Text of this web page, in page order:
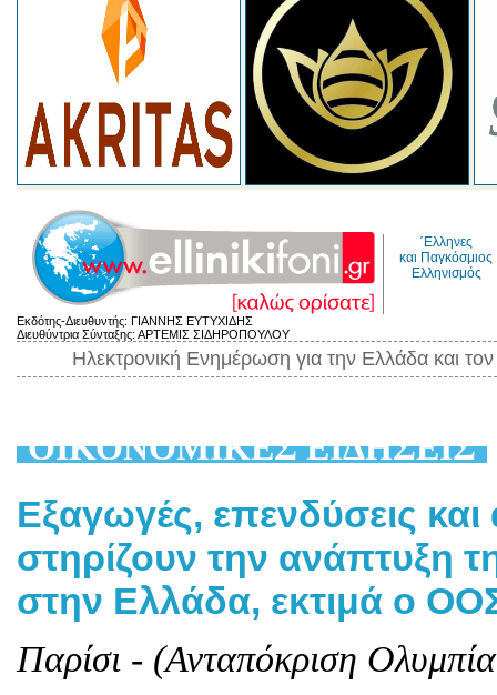
΄Ελληνες
και Παγκόσμιος
Ελληνισμός
Εκδότης-Διευθυντής: ΓΙΑΝΝΗΣ ΕΥΤΥΧΙΔΗΣ
Διευθύντρια Σύνταξης: ΑΡΤΕΜΙΣ ΣΙΔΗΡΟΠΟΥΛΟΥ
Ηλεκτρονική Ενημέρωση για την Ελλάδα και
ΟΙΚΟΝΟΜΙΚΕΣ ΕΙΔΗΣΕΙΣ
Εξαγωγές, επενδύσεις και
στηρίζουν την ανάπτυξη
στην Ελλάδα, εκτιμά ο
Παρίσι - (Ανταπόκριση